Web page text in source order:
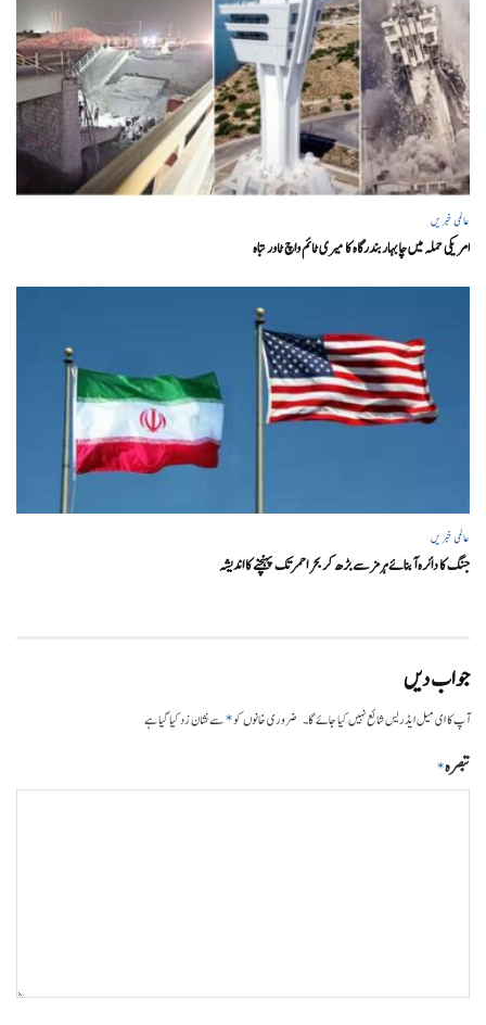
عالمی خبریں
امریکی حملہ میں چابہار بندرگاہ کا میری ٹائم واچ ٹاور تباہ
عالمی خبریں
جنگ کا دائرہ آبنائے ہرمز سے بڑھ کر بحر احمر تک پہنچنے کا اندیشہ
جواب دیں
آپ کا ای میل ایڈریس شائع نہیں کیا جائے گا۔ ضروری خانوں کو*سے نشان زد کیا گیا ہے
تبصرہ*